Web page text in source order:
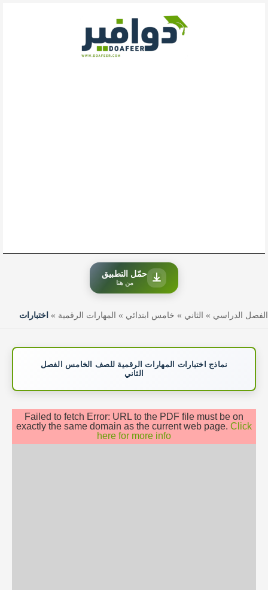
حمّل التطبيق
من هنا
الفصل الدراسي » الثاني » خامس ابتدائي » المهارات الرقمية » اختبارات
نماذج اختبارات المهارات الرقمية للصف الخامس الفصل
الثاني
Failed to fetch Error: URL to the PDF file must be on
exactly the same domain as the current web page. Click
here for more info